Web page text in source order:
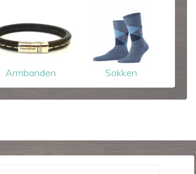
Armbanden Sokken